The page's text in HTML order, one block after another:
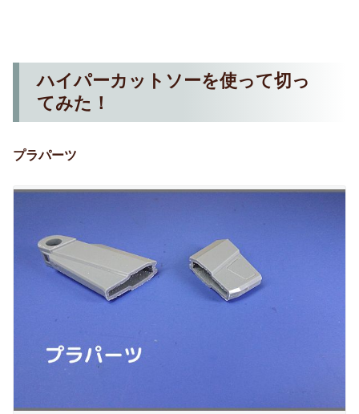
ハイパーカットソーを使って切っ
てみた！
プラパーツ